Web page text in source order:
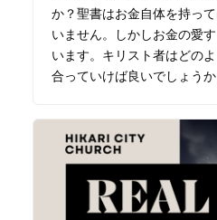
か？聖書はお金自体を持っ
いません。しかしお金の愛
います。キリスト者はどの
合っていけば良いでしょうか